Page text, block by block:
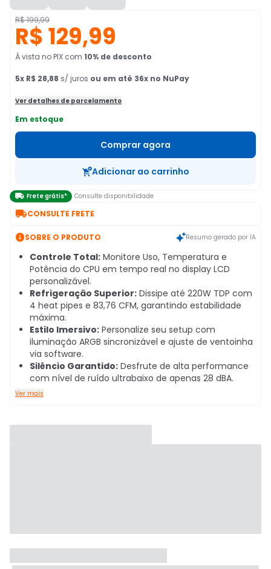
R$ 199,99
R$ 129,99
À vista no PIX com 10% de desconto
5x R$ 28,88 s/ juros ou em até 36x no NuPay
Ver detalhes de parcelamento
Em estoque
Comprar agora
Adicionar ao carrinho
 Frete grátis* Consulte disponibilidade
CONSULTE FRETE
SOBRE O PRODUTO Resumo gerado por IA
Controle Total: Monitore Uso, Temperatura e
Potência do CPU em tempo real no display LCD
personalizável.
Refrigeração Superior: Dissipe até 220W TDP com
4 heat pipes e 83,76 CFM, garantindo estabilidade
máxima.
Estilo Imersivo: Personalize seu setup com
iluminação ARGB sincronizável e ajuste de ventoinha
via software.
Silêncio Garantido: Desfrute de alta performance
com nível de ruído ultrabaixo de apenas 28 dBA.
Ver mais